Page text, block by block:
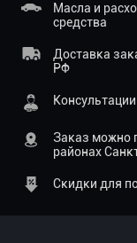
Масла и
средства
Доставка
РФ
Заказ можно
районах
Скидки для